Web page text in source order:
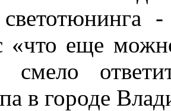
«что еще
в городе